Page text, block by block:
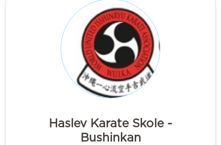
Haslev Karate Skole -
Bushinkan